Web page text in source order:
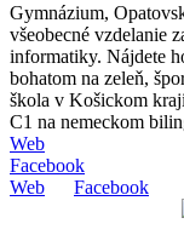
Gymnázium,
všeobecné vzdelanie
informatiky. Nájdete
bohatom na zeleň,
škola v Košickom
C1 na nemeckom
Web
Facebook
Web
Facebook